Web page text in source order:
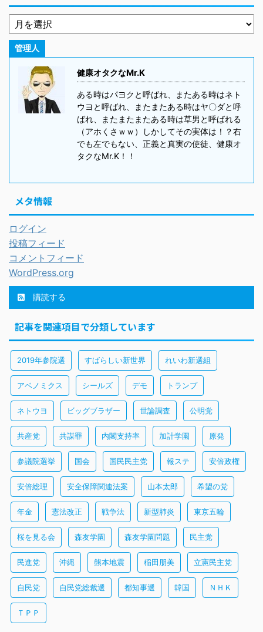
管理人
健康オタクなMr.K
ある時はパヨクと呼ばれ、またある時はネト
ウヨと呼ばれ、またまたある時はヤ〇ダと呼
ばれ、またまたまたある時は草男と呼ばれる
（アホくさｗｗ）しかしてその実体は！？右
でも左でもない、正義と真実の使徒、健康オ
タクなMr.K！！
メタ情報
ログイン
投稿フィード
コメントフィード
WordPress.org
購読する
記事を関連項目で分類しています
2019年参院選 すばらしい新世界 れいわ新選組
アベノミクス シールズ デモ トランプ
ネトウヨ ビッグブラザー 世論調査 公明党
共産党 共謀罪 内閣支持率 加計学園 原発
参議院選挙 国会 国民民主党 報ステ 安倍政権
安倍総理 安全保障関連法案 山本太郎 希望の党
年金 憲法改正 戦争法 新型肺炎 東京五輪
桜を見る会 森友学園 森友学園問題 民主党
民進党 沖縄 熊本地震 稲田朋美 立憲民主党
自民党 自民党総裁選 都知事選 韓国 ＮＨＫ
ＴＰＰ